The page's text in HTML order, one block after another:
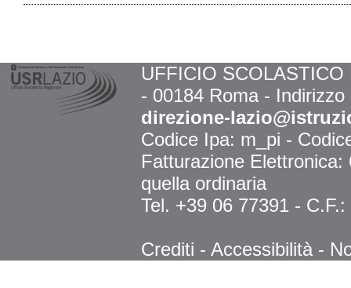
UFFICIO
- 00184 Roma -
direzione-
Codice Ipa: m_pi -
Fatturazione
quella ordinaria
Tel. +39 06 77391 -
Crediti - Accessibilità -